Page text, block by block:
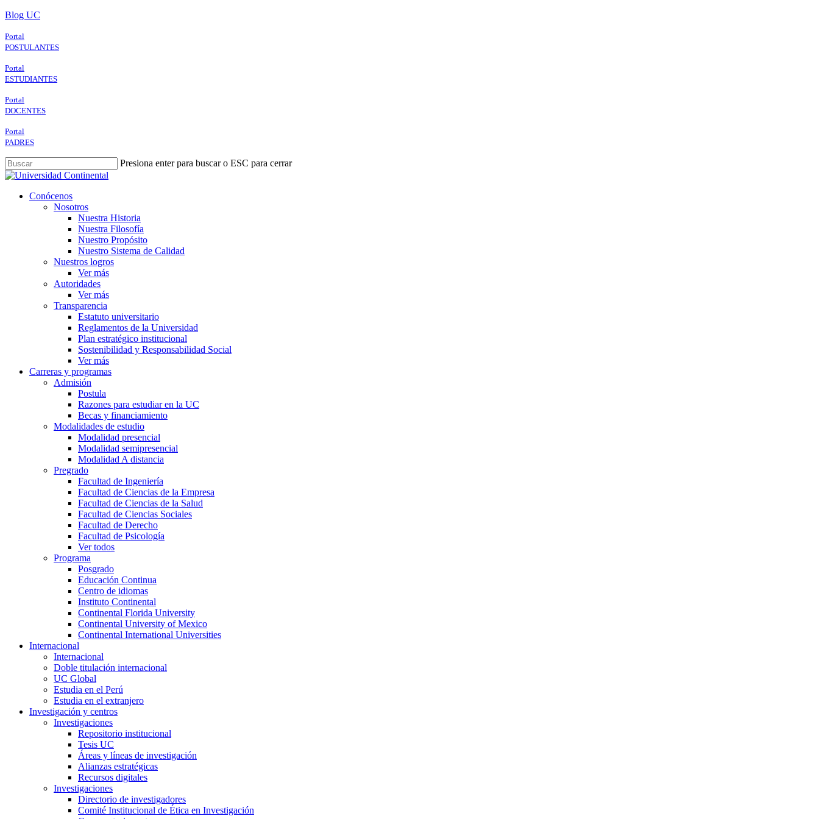
Skip
main
content
Blog UC
Portal
POSTULANTES
Portal
ESTUDIANTES
Portal
DOCENTES
Portal
PADRES
Presiona enter para buscar o ESC para cerrar
Close
search
Menu
Conócenos
Nosotros
Nuestra Historia
Nuestra Filosofía
Nuestro Propósito
Nuestro Sistema de Calidad
Nuestros logros
Ver más
Autoridades
Ver más
Transparencia
Estatuto universitario
Reglamentos de la Universidad
Plan estratégico institucional
Sostenibilidad y Responsabilidad Social
Ver más
Carreras y programas
Admisión
Postula
Razones para estudiar en la UC
Becas y financiamiento
Modalidades de estudio
Modalidad presencial
Modalidad semipresencial
Modalidad A distancia
Pregrado
Facultad de Ingeniería
Facultad de Ciencias de la Empresa
Facultad de Ciencias de la Salud
Facultad de Ciencias Sociales
Facultad de Derecho
Facultad de Psicología
Ver todos
Programa
Posgrado
Educación Continua
Centro de idiomas
Instituto Continental
Continental Florida University
Continental University of Mexico
Continental International Universities
Internacional
Internacional
Doble titulación internacional
UC Global
Estudia en el Perú
Estudia en el extranjero
Investigación y centros
Investigaciones
Repositorio institucional
Tesis UC
Áreas y líneas de investigación
Alianzas estratégicas
Recursos digitales
Investigaciones
Directorio de investigadores
Comité Institucional de Ética en Investigación